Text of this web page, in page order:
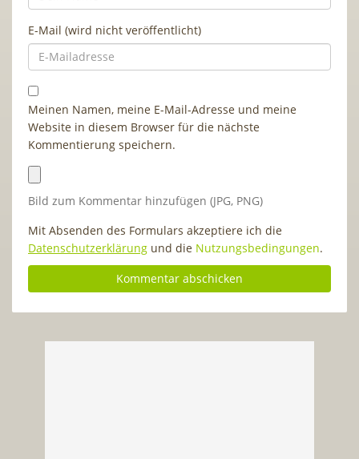
E-Mail (wird nicht veröffentlicht)
Meinen Namen, meine E-Mail-Adresse und meine
Website in diesem Browser für die nächste
Kommentierung speichern.
Bild zum Kommentar hinzufügen (JPG, PNG)
Mit Absenden des Formulars akzeptiere ich die
Datenschutzerklärung und die Nutzungsbedingungen.